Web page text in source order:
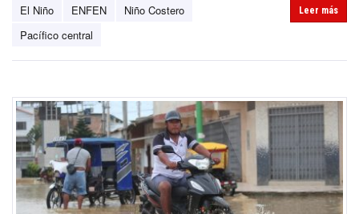
El Niño ENFEN
Niño Costero
Pacífico central
Leer más